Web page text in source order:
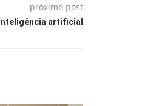
próximo post
artificial